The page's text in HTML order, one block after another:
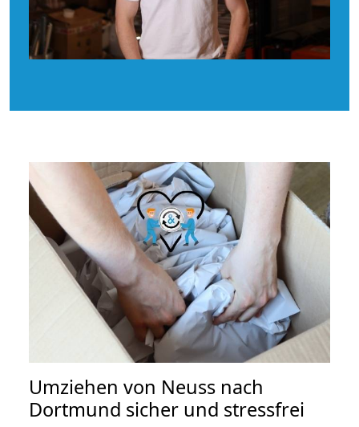
Umziehen von Neuss nach
Dortmund sicher und stressfrei